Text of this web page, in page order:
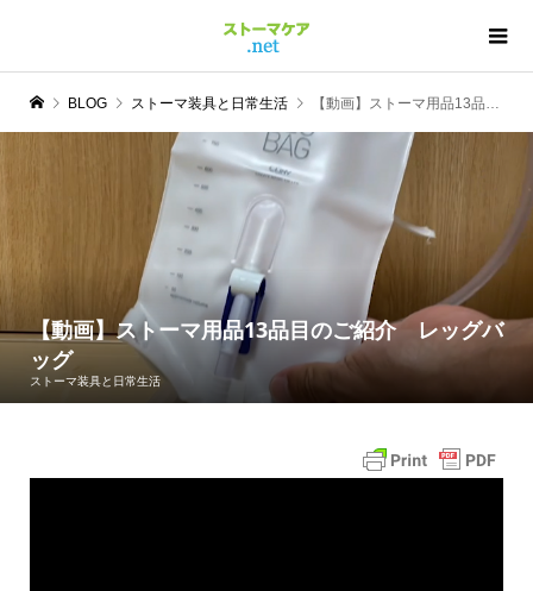
BLOG ストーマ装具と日常生活 【動画】ストーマ用品13品目のご紹介 レッグバッグ
【動画】ストーマ用品13品目のご紹介 レッグバ
ッグ
ストーマ装具と日常生活